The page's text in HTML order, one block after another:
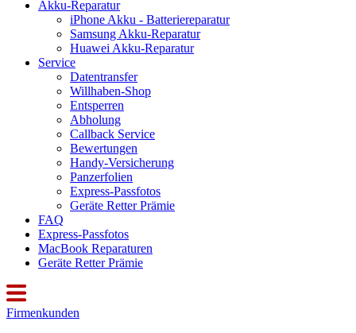
Akku-Reparatur
iPhone Akku - Batteriereparatur
Samsung Akku-Reparatur
Huawei Akku-Reparatur
Service
Datentransfer
Willhaben-Shop
Entsperren
Abholung
Callback Service
Bewertungen
Handy-Versicherung
Panzerfolien
Express-Passfotos
Geräte Retter Prämie
FAQ
Express-Passfotos
MacBook Reparaturen
Geräte Retter Prämie
Firmenkunden